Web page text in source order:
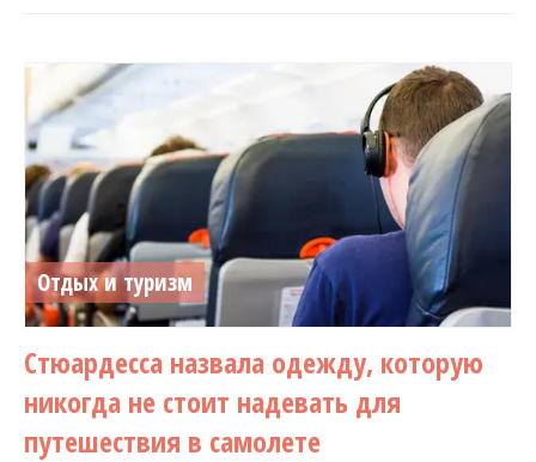
Отдых и туризм
Стюардесса назвала одежду, которую
никогда не стоит надевать для
путешествия в самолете